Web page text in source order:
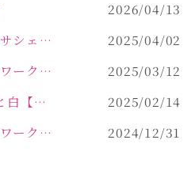
2026/04/13
大人気♡アロマワックスサシェ作り
2025/04/02
アロマワックスサシェのワークショップinPOLA中込原店 VOL.2
2025/03/12
GIFTハーバリウム 青と白【佐久市 ハーバリウム ギフト】
2025/02/14
アロマワックスサシェのワークショップinPOLA中込原店ご報告【佐久市 キャンドル サシェ】
2024/12/31